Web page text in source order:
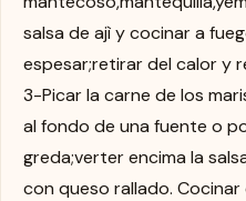
salsa de ajì y cocinar a
espesar;retirar del calor y
3-Picar la carne de los
al fondo de una fuente o
greda;verter encima la
con queso rallado. Cocinar